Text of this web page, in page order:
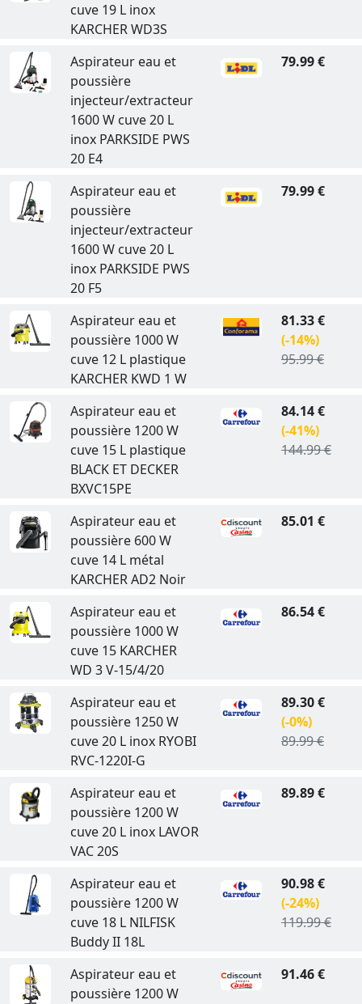
cuve 19 L inox
KARCHER WD3S
Aspirateur eau et
poussière
injecteur/extracteur
1600 W cuve 20 L
inox PARKSIDE PWS
20 E4
79.99 €
Aspirateur eau et
poussière
injecteur/extracteur
1600 W cuve 20 L
inox PARKSIDE PWS
20 F5
79.99 €
Aspirateur eau et
poussière 1000 W
cuve 12 L plastique
KARCHER KWD 1 W
81.33 €
(-14%)
95.99 €
Aspirateur eau et
poussière 1200 W
cuve 15 L plastique
BLACK ET DECKER
BXVC15PE
84.14 €
(-41%)
144.99 €
Aspirateur eau et
poussière 600 W
cuve 14 L métal
KARCHER AD2 Noir
85.01 €
Aspirateur eau et
poussière 1000 W
cuve 15 KARCHER
WD 3 V-15/4/20
86.54 €
Aspirateur eau et
poussière 1250 W
cuve 20 L inox RYOBI
RVC-1220I-G
89.30 €
(-0%)
89.99 €
Aspirateur eau et
poussière 1200 W
cuve 20 L inox LAVOR
VAC 20S
89.89 €
Aspirateur eau et
poussière 1200 W
cuve 18 L NILFISK
Buddy II 18L
90.98 €
(-24%)
119.99 €
Aspirateur eau et
poussière 1200 W
91.46 €